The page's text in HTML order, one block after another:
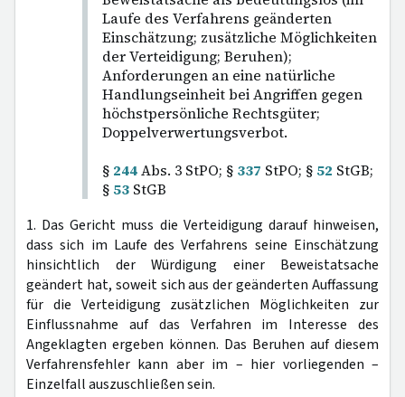
Laufe des Verfahrens geänderten
Einschätzung; zusätzliche Möglichkeiten
der Verteidigung; Beruhen);
Anforderungen an eine natürliche
Handlungseinheit bei Angriffen gegen
höchstpersönliche Rechtsgüter;
Doppelverwertungsverbot.
§ 244Abs. 3 StPO; § 337 StPO; § 52 StGB;
§ 53 StGB
1. Das Gericht muss die Verteidigung darauf hinweisen,
dass sich im Laufe des Verfahrens seine Einschätzung
hinsichtlich der Würdigung einer Beweistatsache
geändert hat, soweit sich aus der geänderten Auffassung
für die Verteidigung zusätzlichen Möglichkeiten zur
Einflussnahme auf das Verfahren im Interesse des
Angeklagten ergeben können. Das Beruhen auf diesem
Verfahrensfehler kann aber im – hier vorliegenden –
Einzelfall auszuschließen sein.